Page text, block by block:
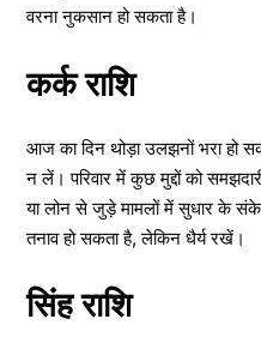
वरना नुकसान हो सकता है।
कर्क राशि
आज का दिन थोड़ा उलझनों भरा हो
न लें। परिवार में कुछ मुद्दों को
या लोन से जुड़े मामलों में सुधार के
तनाव हो सकता है, लेकिन धैर्य रखें।
सिंह राशि